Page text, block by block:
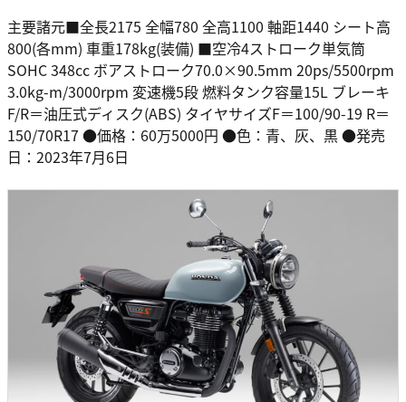
主要諸元■全長2175 全幅780 全高1100 軸距1440 シート高
800(各mm) 車重178kg(装備) ■空冷4ストローク単気筒
SOHC 348cc ボアストローク70.0×90.5mm 20ps/5500rpm
3.0kg-m/3000rpm 変速機5段 燃料タンク容量15L ブレーキ
F/R＝油圧式ディスク(ABS) タイヤサイズF＝100/90-19 R＝
150/70R17 ●価格：60万5000円 ●色：青、灰、黒 ●発売
日：2023年7月6日